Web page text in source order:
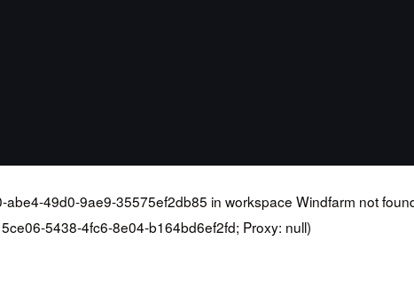
49d0-9ae9-35575ef2db85 in workspace Windfarm not
5438-4fc6-8e04-b164bd6ef2fd; Proxy: null)